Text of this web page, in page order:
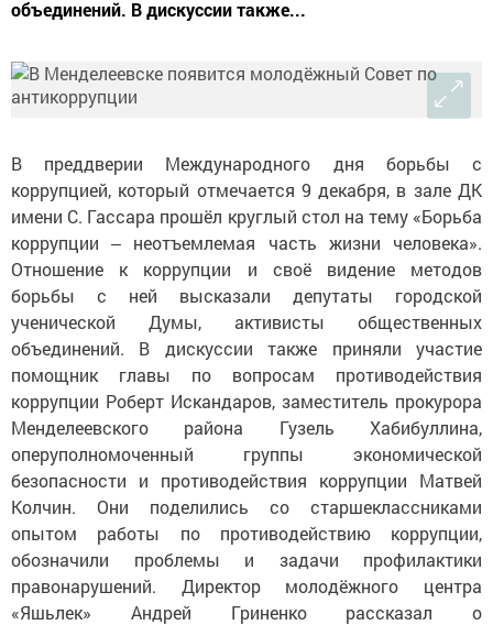
объединений. В дискуссии также...
В преддверии Международного дня борьбы с
коррупцией, который отмечается 9 декабря, в зале ДК
имени С. Гассара прошёл круглый стол на тему «Борьба
коррупции ‒ неотъемлемая часть жизни человека».
Отношение к коррупции и своё видение методов
борьбы с ней высказали депутаты городской
ученической Думы, активисты общественных
объединений. В дискуссии также приняли участие
помощник главы по вопросам противодействия
коррупции Роберт Искандаров, заместитель прокурора
Менделеевского района Гузель Хабибуллина,
оперуполномоченный группы экономической
безопасности и противодействия коррупции Матвей
Колчин. Они поделились со старшеклассниками
опытом работы по противодействию коррупции,
обозначили проблемы и задачи профилактики
правонарушений. Директор молодёжного центра
«Яшьлек» Андрей Гриненко рассказал о